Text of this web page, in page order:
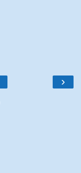
›